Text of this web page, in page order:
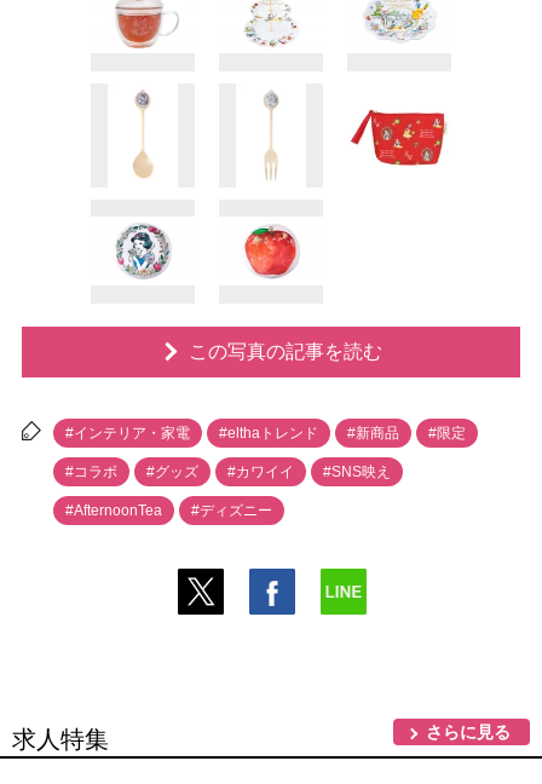
この写真の記事を読む
#インテリア・家電 #elthaトレンド #新商品 #限定
#コラボ #グッズ #カワイイ #SNS映え
#AfternoonTea #ディズニー
求人特集 さらに見る